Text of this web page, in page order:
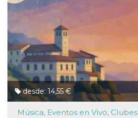
desde: 14,55 €
Música, Eventos en Vivo, Clubes